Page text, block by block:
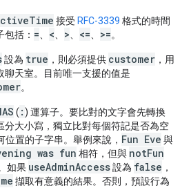
接受 RFC-3339 格式的時間
括： = < > <= >=。
設為 true ，則必須提供 customer ，用
聊天室。目前唯一支援的值是
。
( :) 運算子。要比對的文字會先轉換
分大小寫，獨立比對每個符記是否為空
位置的子字串。舉例來說， Fun Eve 與
was fun 相符，但與 notFun
如果 useAdminAccess設為 false ，
擷取有意義的結果。否則，預設行為